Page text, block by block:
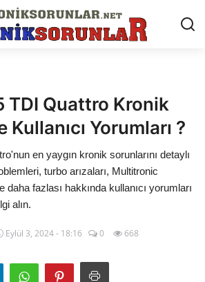
TDI Quattro Kronik
Kullanıcı Yorumları ?
en yaygın kronik sorunlarını detaylı
turbo arızaları, Multitronic
daha fazlası hakkında kullanıcı yorumları
alın.
Eylül 3, 2024 - 18:16 0 668